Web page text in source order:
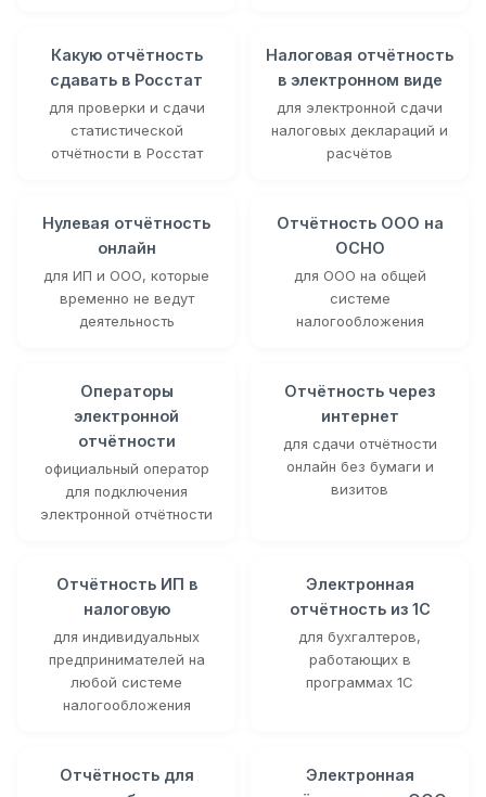
Какую отчётность
сдавать в Росстат
для проверки и сдачи
статистической
отчётности в Росстат
Налоговая отчётность
в электронном виде
для электронной сдачи
налоговых деклараций и
расчётов
Нулевая отчётность
онлайн
для ИП и ООО, которые
временно не ведут
деятельность
Отчётность ООО на
ОСНО
для ООО на общей
системе
налогообложения
Операторы
электронной
отчётности
официальный оператор
для подключения
электронной отчётности
Отчётность через
интернет
для сдачи отчётности
онлайн без бумаги и
визитов
Отчётность ИП в
налоговую
для индивидуальных
предпринимателей на
любой системе
налогообложения
Электронная
отчётность из 1С
для бухгалтеров,
работающих в
программах 1С
Отчётность для
Электронная